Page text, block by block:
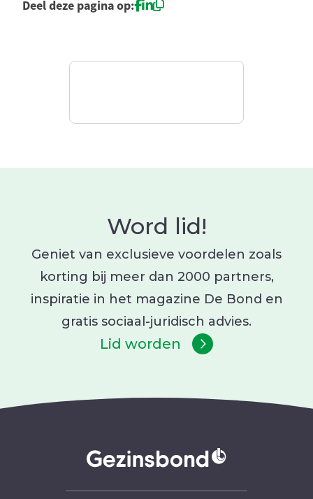
Deel deze pagina op:
Word lid!
Geniet van exclusieve voordelen zoals
korting bij meer dan 2000 partners,
inspiratie in het magazine De Bond en
gratis sociaal-juridisch advies.
Lid worden